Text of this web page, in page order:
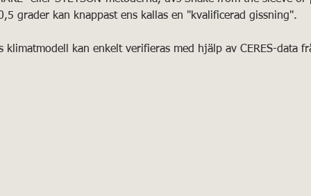
grader kan knappast ens kallas en "kvalificerad gissning".
klimatmodell kan enkelt verifieras med hjälp av CERES-data